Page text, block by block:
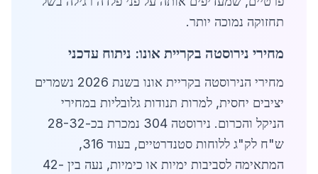
תחזוקה נמוכה יותר.
מחירי נירוסטה בקריית אונו: ניתוח עדכני
מחירי הנירוסטה בקריית אונו בשנת 2026 נשמרים
יציבים יחסית, למרות תנודות גלובליות במחירי
הניקל והכרום. נירוסטה 304 נמכרת בכ-28-32
ש"ח לק"ג ללוחות סטנדרטיים, בעוד 316,
המתאימה לסביבות ימיות או כימיות, נעה בין 42-